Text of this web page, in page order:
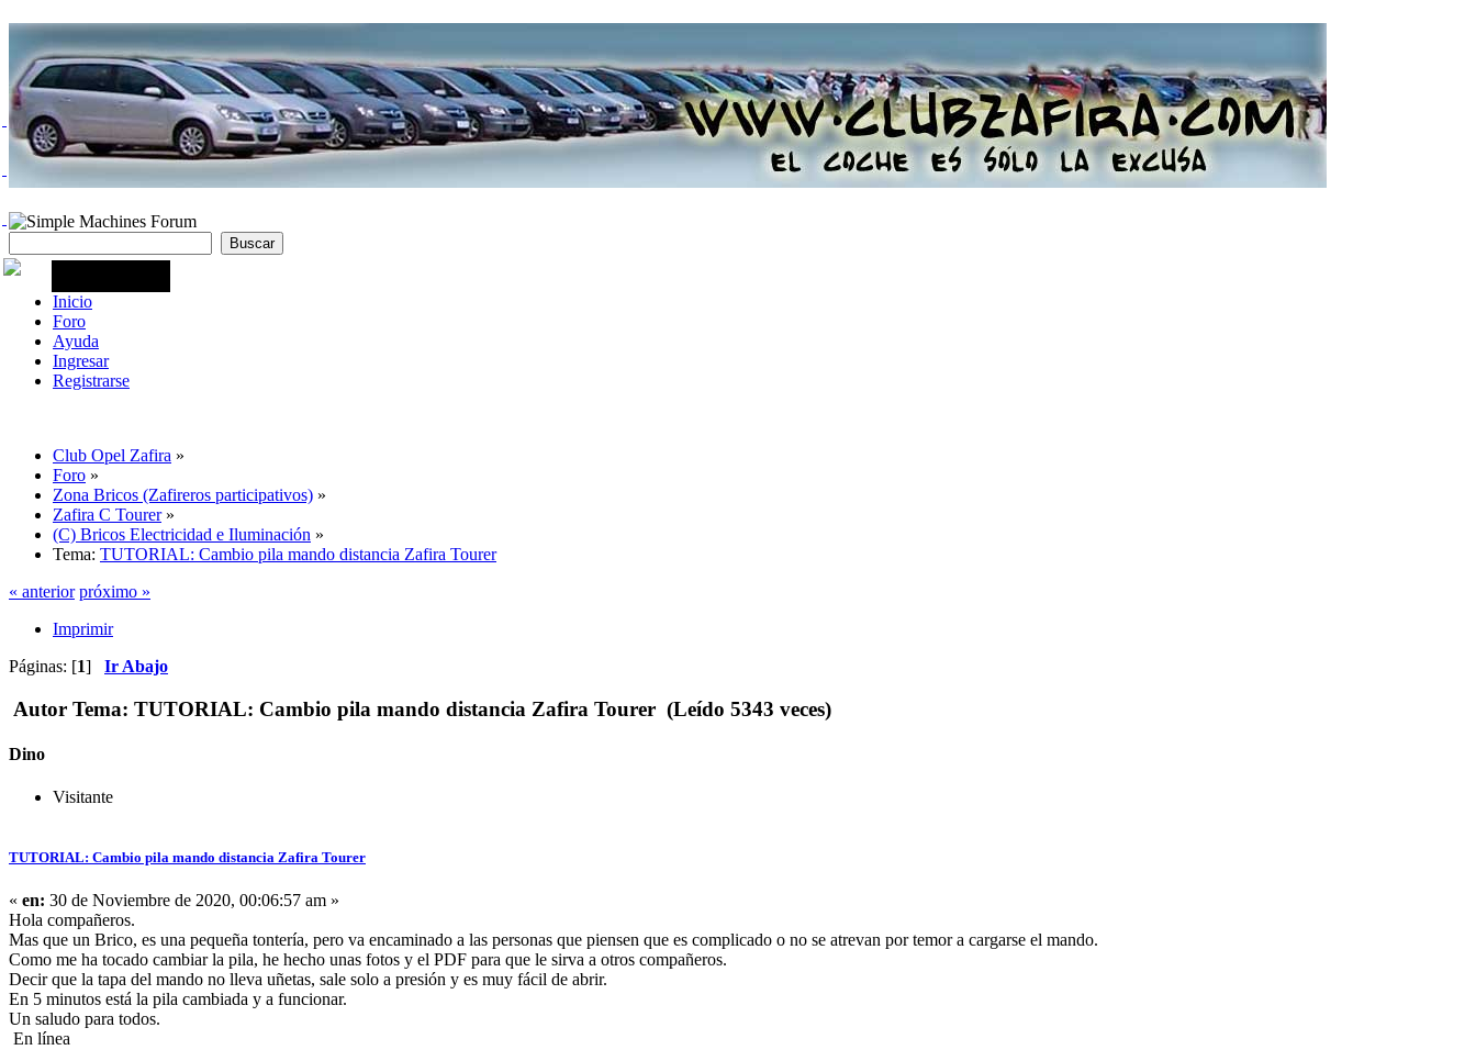
Inicio
Foro
Ayuda
Ingresar
Registrarse
Club Opel Zafira »
Foro »
Zona Bricos (Zafireros participativos) »
Zafira C Tourer»
(C) Bricos Electricidad e Iluminación »
Tema: TUTORIAL: Cambio pila mando distancia Zafira Tourer
« anterior próximo »
Imprimir
Páginas: [1] Ir Abajo
Autor Tema: TUTORIAL: Cambio pila mando distancia Zafira Tourer (Leído 5343 veces)
Dino
Visitante
TUTORIAL: Cambio pila mando distancia Zafira Tourer
« en: 30 de Noviembre de 2020, 00:06:57 am »
Hola compañeros.
Mas que un Brico, es una pequeña tontería, pero va encaminado a las personas que piensen que es complicado o no se atrevan por temor a cargarse el mando.
Como me ha tocado cambiar la pila, he hecho unas fotos y el PDF para que le sirva a otros compañeros.
Decir que la tapa del mando no lleva uñetas, sale solo a presión y es muy fácil de abrir.
En 5 minutos está la pila cambiada y a funcionar.
Un saludo para todos.
En línea